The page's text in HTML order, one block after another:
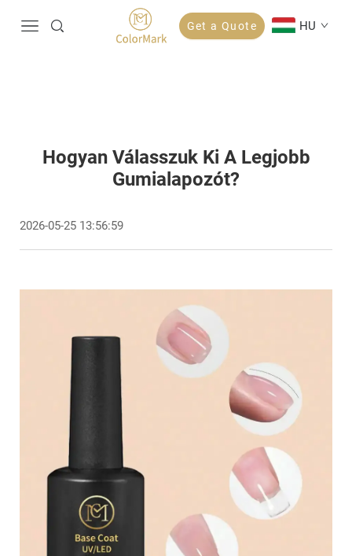
Get a Quote HU
Hogyan Válasszuk Ki A Legjobb
Gumialapozót?
2026-05-25 13:56:59